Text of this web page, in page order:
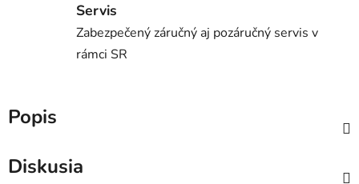
Servis
Zabezpečený záručný aj pozáručný servis v
rámci SR
Popis
Diskusia